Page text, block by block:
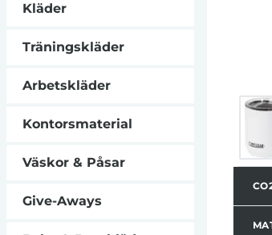
Kläder
Träningskläder
Arbetskläder
Kontorsmaterial
Väskor & Påsar
Give-Aways